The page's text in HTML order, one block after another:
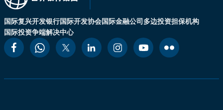
国际复兴开发银行国际开发协会国际金融公司多边投资担保机构
国际投资争端解决中心